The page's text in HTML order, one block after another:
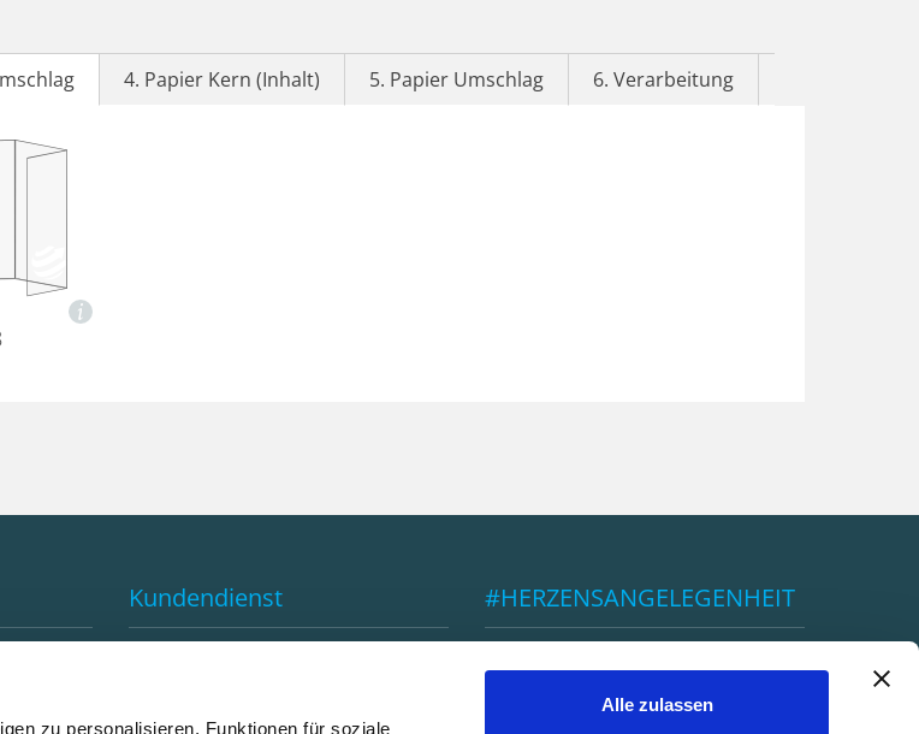
zu personalisieren, Funktionen für soziale
Alle zulassen
4. Papier Kern (Inhalt) 5. Papier Umschlag 6. Verarbeitung
Kundendienst #HERZENSANGELEGENHEIT